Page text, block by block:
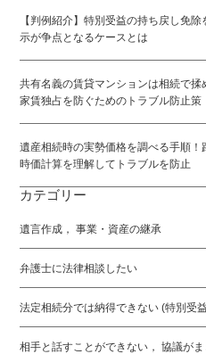
【判例紹介】特別受益の持ち戻し免
示が争点となるケースとは
共有名義の賃貸マンションは相続で
家賃独占を防ぐためのトラブル防止策
遺産相続時の実勢価格を調べる手順
時価計算を理解してトラブルを防止
カテゴリー
遺言作成， 事業・資産の継承
弁護士に法律相談したい
法定相続分では納得できない (特別受
相手と話すことができない， 協議が